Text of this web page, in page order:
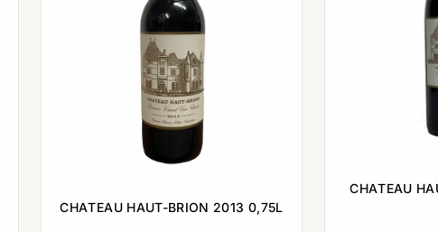
CHATEAU HAUT-BRION 2013 0,75L
CHATEAU